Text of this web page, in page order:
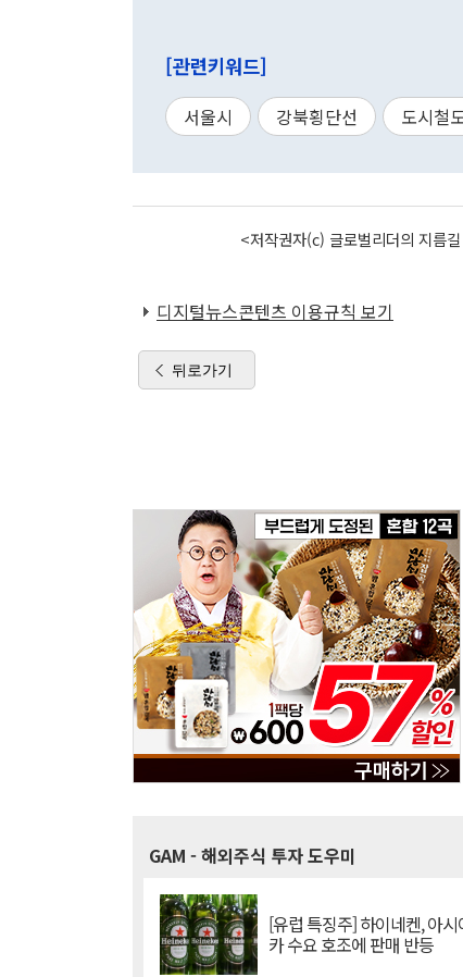
[관련키워드]
서울시 강북횡단선 도시철
<저작권자(c) 글로벌리더의 지름
디지털뉴스콘텐츠 이용규칙 보기
뒤로가기
GAM - 해외주식 투자 도우미
[유럽 특징주] 하이네켄, 아시
카 수요 호조에 판매 반등